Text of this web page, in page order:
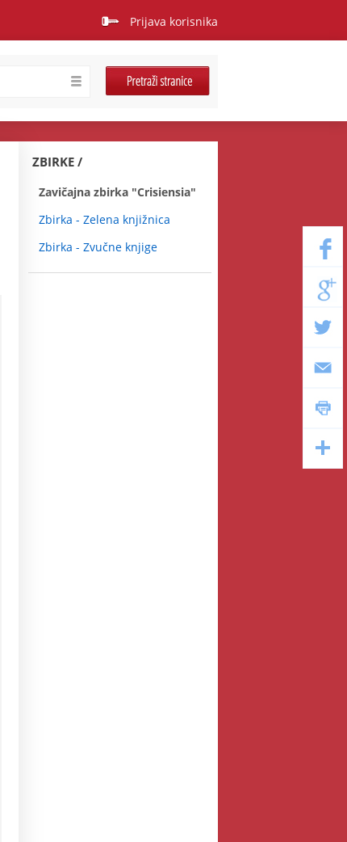
Prijava korisnika
ZBIRKE
Zavičajna zbirka "Crisiensia"
Zbirka - Zelena knjižnica
Zbirka - Zvučne knjige